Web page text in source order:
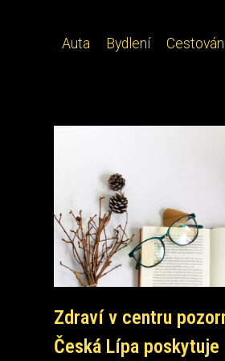
Auta Bydlení
Zdraví v centru
Česká Lípa